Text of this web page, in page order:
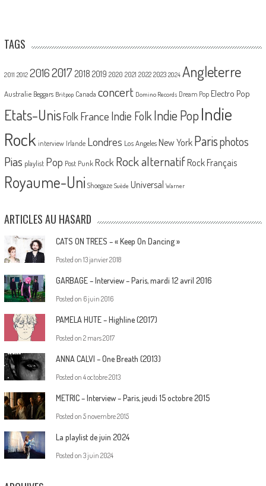
TAGS
2011 2012 20162017 2018 2019 2020 2021 2022 2023 2024 Angleterre
Australie Beggars Britpop Canada concert Domino Records Dream Pop Electro Pop
Etats-UnisFolk France Indie Folk Indie PopIndie
Rock interview Irlande Londres Los Angeles New York Parisphotos
Pias playlist Pop Post Punk Rock Rock alternatif Rock Français
Royaume-Uni Shoegaze Suède Universal Warner
ARTICLES AU HASARD
CATS ON TREES – « Keep On Dancing »
Posted on 13 janvier 2018
GARBAGE – Interview – Paris, mardi 12 avril 2016
Posted on 6 juin 2016
PAMELA HUTE – Highline (2017)
Posted on 2 mars 2017
ANNA CALVI – One Breath (2013)
Posted on 4 octobre 2013
METRIC – Interview – Paris, jeudi 15 octobre 2015
Posted on 5 novembre 2015
La playlist de juin 2024
Posted on 3 juin 2024